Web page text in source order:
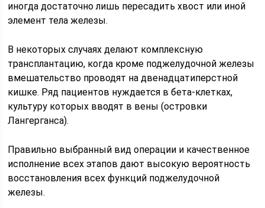
иногда достаточно лишь пересадить хвост или иной
элемент тела железы.
В некоторых случаях делают комплексную
трансплантацию, когда кроме поджелудочной железы
вмешательство проводят на двенадцатиперстной
кишке. Ряд пациентов нуждается в бета-клетках,
культуру которых вводят в вены (островки
Лангерганса).
Правильно выбранный вид операции и качественное
исполнение всех этапов дают высокую вероятность
восстановления всех функций поджелудочной
железы.